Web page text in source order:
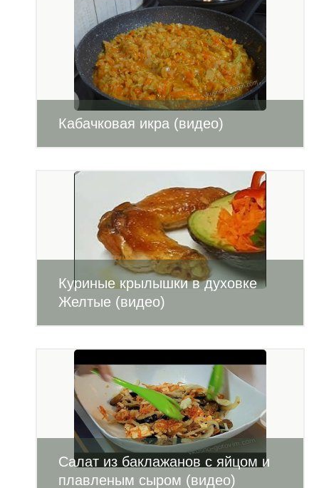
Кабачковая икра (видео)
Куриные крылышки в духовке
Желтые (видео)
Салат из баклажанов с яйцом и
плавленым сыром (видео)